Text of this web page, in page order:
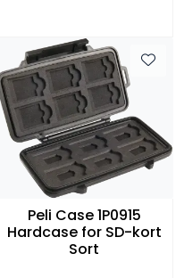
Peli Case 1P0915
Hardcase for SD-kort
Sort